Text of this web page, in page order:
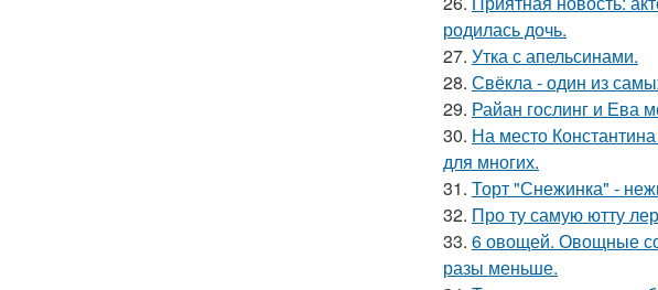
родилась дочь.
27. Утка с апельсинами.
28. Свёкла - один из
29. Райан гослинг и Ева
30. На место
для многих.
31. Торт "Снежинка" -
32. Про ту самую ютту
33. 6 овощей. Овощные
разы меньше.